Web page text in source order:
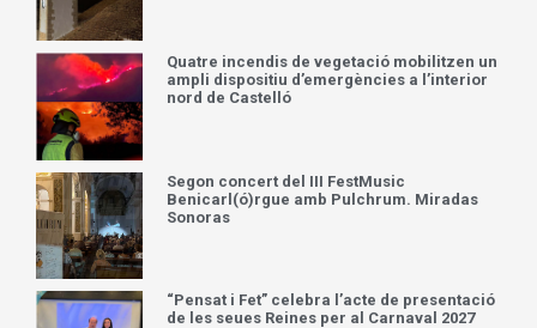
Quatre incendis de vegetació mobilitzen un
ampli dispositiu d’emergències a l’interior
nord de Castelló
Segon concert del III FestMusic
Benicarl(ó)rgue amb Pulchrum. Miradas
Sonoras
“Pensat i Fet” celebra l’acte de presentació
de les seues Reines per al Carnaval 2027